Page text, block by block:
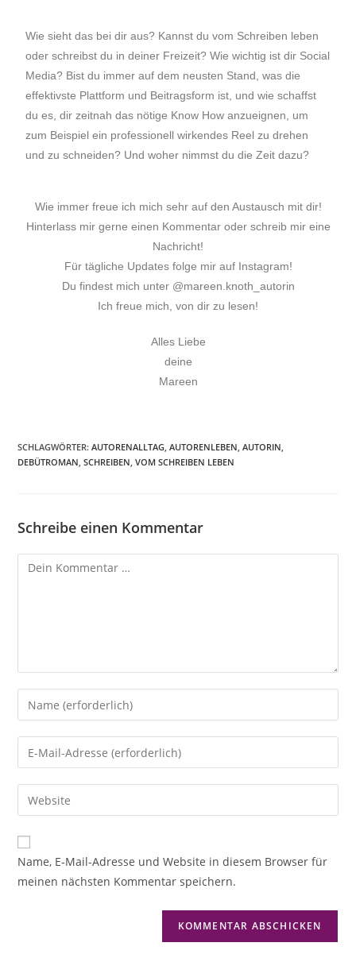
Wie sieht das bei dir aus? Kannst du vom Schreiben leben
oder schreibst du in deiner Freizeit? Wie wichtig ist dir Social
Media? Bist du immer auf dem neusten Stand, was die
effektivste Plattform und Beitragsform ist, und wie schaffst
du es, dir zeitnah das nötige Know How anzueignen, um
zum Beispiel ein professionell wirkendes Reel zu drehen
und zu schneiden? Und woher nimmst du die Zeit dazu?
Wie immer freue ich mich sehr auf den Austausch mit dir!
Hinterlass mir gerne einen Kommentar oder schreib mir eine
Nachricht!
Für tägliche Updates folge mir auf Instagram!
Du findest mich unter @mareen.knoth_autorin
Ich freue mich, von dir zu lesen!
Alles Liebe
deine
Mareen
SCHLAGWÖRTER:AUTORENALLTAG, AUTORENLEBEN, AUTORIN,
DEBÜTROMAN, SCHREIBEN, VOM SCHREIBEN LEBEN
Schreibe einen Kommentar
Name, E-Mail-Adresse und Website in diesem Browser für
meinen nächsten Kommentar speichern.